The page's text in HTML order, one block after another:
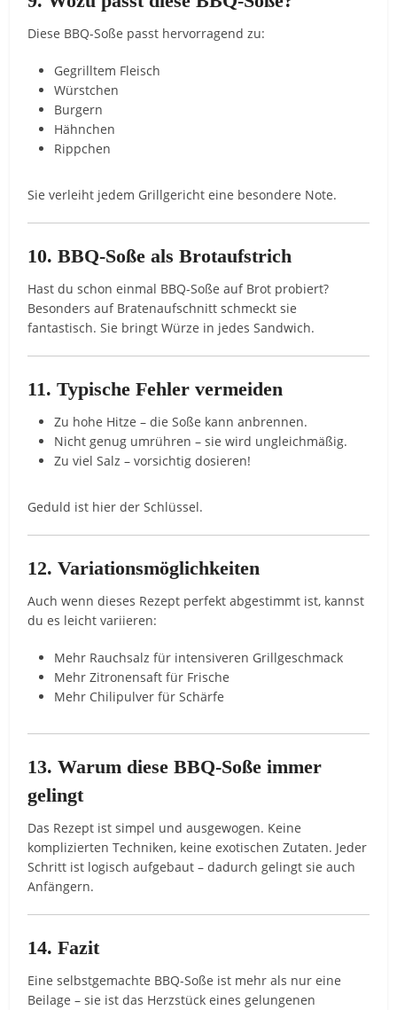
Diese BBQ-Soße passt hervorragend zu:
Gegrilltem Fleisch
Würstchen
Burgern
Hähnchen
Rippchen
Sie verleiht jedem Grillgericht eine besondere Note.
10. BBQ-Soße als Brotaufstrich
Hast du schon einmal BBQ-Soße auf Brot probiert?
Besonders auf Bratenaufschnitt schmeckt sie
fantastisch. Sie bringt Würze in jedes Sandwich.
11. Typische Fehler vermeiden
Zu hohe Hitze – die Soße kann anbrennen.
Nicht genug umrühren – sie wird ungleichmäßig.
Zu viel Salz – vorsichtig dosieren!
Geduld ist hier der Schlüssel.
12. Variationsmöglichkeiten
Auch wenn dieses Rezept perfekt abgestimmt ist, kannst
du es leicht variieren:
Mehr Rauchsalz für intensiveren Grillgeschmack
Mehr Zitronensaft für Frische
Mehr Chilipulver für Schärfe
13. Warum diese BBQ-Soße immer
gelingt
Das Rezept ist simpel und ausgewogen. Keine
komplizierten Techniken, keine exotischen Zutaten. Jeder
Schritt ist logisch aufgebaut – dadurch gelingt sie auch
Anfängern.
14. Fazit
Eine selbstgemachte BBQ-Soße ist mehr als nur eine
Beilage – sie ist das Herzstück eines gelungenen